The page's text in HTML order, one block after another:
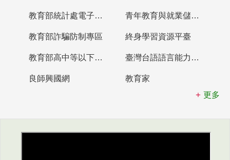
教育部統計處電子書櫃 青年教育與就業儲蓄帳戶
教育部詐騙防制專區 終身學習資源平臺
教育部高中等以下學校及幼兒園教師資格檢定考試 臺灣台語語言能力認證網站
良師興國網
教育家
更多